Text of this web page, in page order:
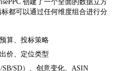
创建了一个全面的数据立方
都可以通过任何维度组合进行分
算、投标策略
价、定位类型
SB/SD）、创意变化、ASIN